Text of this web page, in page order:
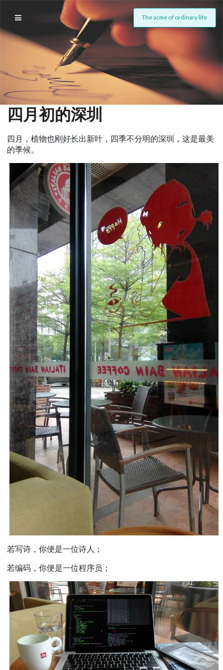
The acme of ordinary life
四月初的深圳
四月，植物也刚好长出新叶，四季不分明的深圳，这是最美
的季候。
若写诗，你便是一位诗人；
若编码，你便是一位程序员；